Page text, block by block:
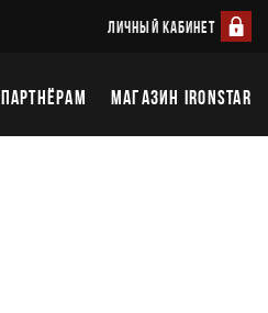
ЛИЧНЫЙ КАБИНЕТ
ПАРТНЁРАМ МАГАЗИН IRONSTAR